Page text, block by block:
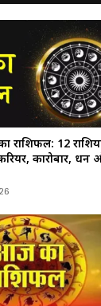
राशिफल: 12
कारोबार, धन